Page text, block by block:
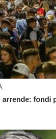
arrende: fondi